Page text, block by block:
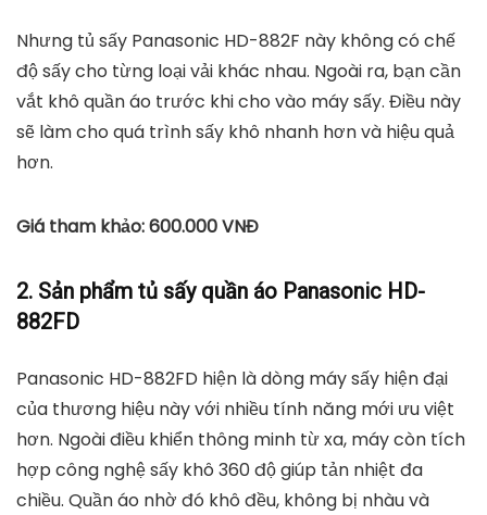
diệt khuẩn giúp loại bỏ đến 99% các tác nhân gây
nấm mốc cộng với đèn cực tím đảm bảo quần áo
luôn sạch sẽ và an toàn khi sử dụng, đặc biệt phù hợp
với gia đình có trẻ em.
nóng đều. Sản phẩm này giúp quần áo không bị nhăn,
để máy và quần áo luôn ở trạng thái tốt nhất. Mỗi lần
sấy được 10-15kg quần áo, nhiệt độ sấy tối đa có thể
bảo hành 3 năm.
Nhưng tủ sấy Panasonic HD-882F này không có chế
độ sấy cho từng loại vải khác nhau. Ngoài ra, bạn cần
vắt khô quần áo trước khi cho vào máy sấy. Điều này